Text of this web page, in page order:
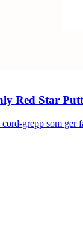
Red Star
grepp som ger